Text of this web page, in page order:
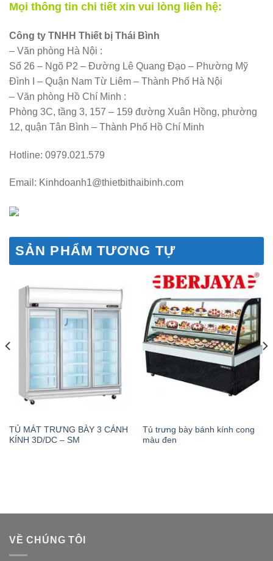
Mọi thông tin chi tiết xin vui lòng liên hệ:
Công ty TNHH Thiết bị Thái Bình
– Văn phòng Hà Nội :
Số 26 – Ngõ P2 – Đường Lê Quang Đạo – Phường Mỹ
Đình I – Quận Nam Từ Liêm – Thành Phố Hà Nội
– Văn phòng Hồ Chí Minh :
Phòng 3C, tầng 3, 157 – 159 đường Xuân Hồng, phường
12, quận Tân Bình – Thành Phố Hồ Chí Minh
Hotline: 0979.021.579
Email: Kinhdoanh1@thietbithaibinh.com
SẢN PHẨM TƯƠNG TỰ
TỦ MÁT TRƯNG BÀY 3 CÁNH
KÍNH 3D/DC – SM
Tủ trưng bày bánh kính cong
màu đen
VỀ CHÚNG TÔI